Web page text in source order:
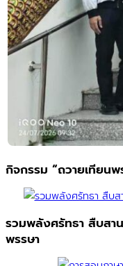
กิจกรรม “ถวายเทียน
รวมพลังศรัทธา สืบสา
พรรษา